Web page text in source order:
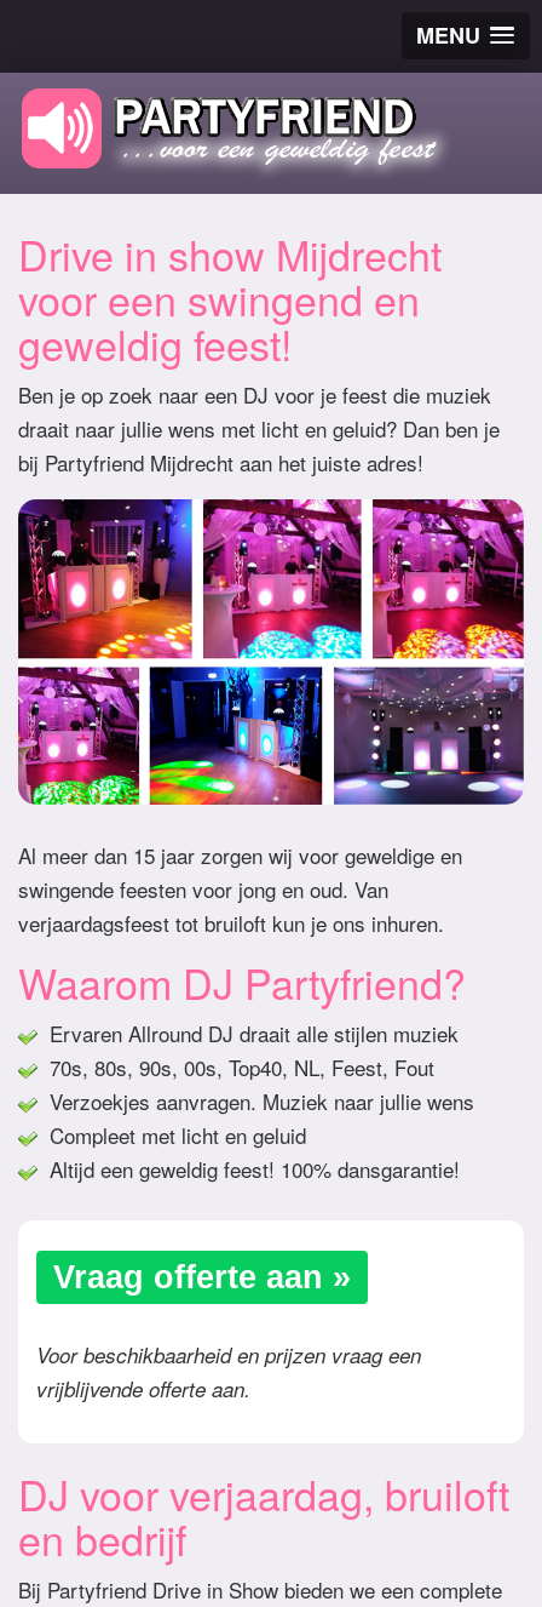
MENU
Drive in show Mijdrecht
voor een swingend en
geweldig feest!
Ben je op zoek naar een DJ voor je feest die muziek
draait naar jullie wens met licht en geluid? Dan ben je
bij Partyfriend Mijdrecht aan het juiste adres!
Al meer dan 15 jaar zorgen wij voor geweldige en
swingende feesten voor jong en oud. Van
verjaardagsfeest tot bruiloft kun je ons inhuren.
Waarom DJ Partyfriend?
Ervaren Allround DJ draait alle stijlen muziek
70s, 80s, 90s, 00s, Top40, NL, Feest, Fout
Verzoekjes aanvragen. Muziek naar jullie wens
Compleet met licht en geluid
Altijd een geweldig feest! 100% dansgarantie!
Vraag offerte aan »
Voor beschikbaarheid en prijzen vraag een
vrijblijvende offerte aan.
DJ voor verjaardag, bruiloft
en bedrijf
Bij Partyfriend Drive in Show bieden we een complete